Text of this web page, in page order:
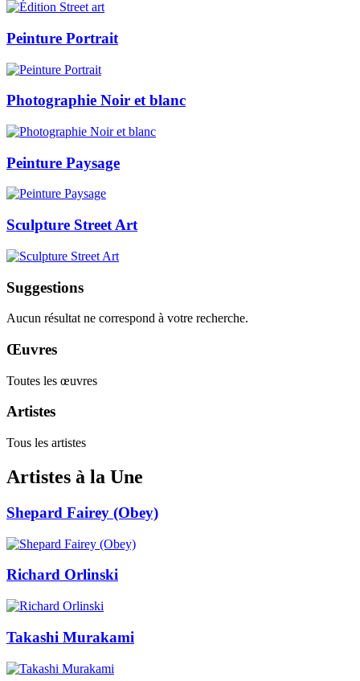
Peinture Portrait
Photographie Noir et blanc
Peinture Paysage
Sculpture Street Art
Suggestions
Aucun résultat ne correspond à votre recherche.
Œuvres
Toutes les œuvres
Artistes
Tous les artistes
Artistes à la Une
Shepard Fairey (Obey)
Richard Orlinski
Takashi Murakami